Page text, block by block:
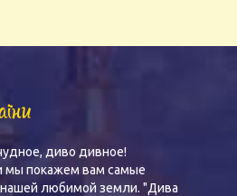
диво дивное!
мы покажем вам самые
любимой земли. "Дива